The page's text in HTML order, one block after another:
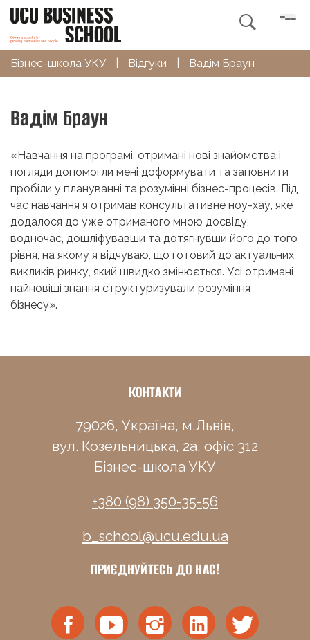

Бізнес-школа УКУ Відгуки Вадім Браун
Вадім Браун
«Навчання на програмі, отримані нові знайомства і
погляди допомогли мені доформувати та заповнити
пробіли у плануванні та розумінні бізнес-процесів. Під
час навчання я отримав консультативне ноу-хау, яке
додалося до уже отриманого мною досвіду,
водночас, дошліфувавши та дотягнувши його до того
рівня, на якому я відчуваю, що готовий до актуальних
викликів ринку, який швидко змінюється. Усі отримані
найновіші знання структуризували розуміння
бізнесу».
КОНТАКТИ
79026, Україна, м.Львів,
вул. Козельницька, 2а, офіс 312
Бізнес-школа УКУ
+380 (98) 350-35-56
b_school@ucu.edu.ua
ПРИЄДНУЙТЕСЬ ДО НАС!